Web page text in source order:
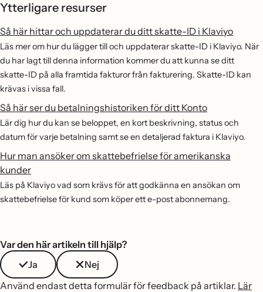
Ytterligare resurser
Så här hittar och uppdaterar du ditt skatte-ID i Klaviyo
Läs mer om hur du lägger till och uppdaterar skatte-ID i Klaviyo. När
du har lagt till denna information kommer du att kunna se ditt
skatte-ID på alla framtida fakturor från fakturering. Skatte-ID kan
krävas i vissa fall.
Så här ser du betalningshistoriken för ditt Konto
Lär dig hur du kan se beloppet, en kort beskrivning, status och
datum för varje betalning samt se en detaljerad faktura i Klaviyo.
Hur man ansöker om skattebefrielse för amerikanska
kunder
Läs på Klaviyo vad som krävs för att godkänna en ansökan om
skattebefrielse för kund som köper ett e-post abonnemang.
Var den här artikeln till hjälp?
Ja
Nej
Använd endast detta formulär för feedback på artiklar. Lär